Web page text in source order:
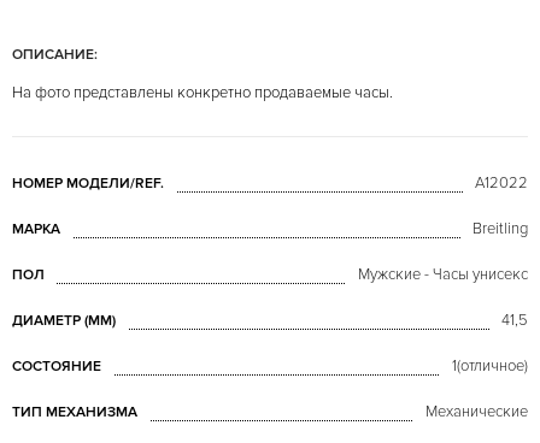
ОПИСАНИЕ:
На фото представлены конкретно продаваемые часы.
НОМЕР МОДЕЛИ/REF. A12022
МАРКА Breitling
ПОЛ Мужские - Часы унисекс
ДИАМЕТР (MM) 41,5
СОСТОЯНИЕ 1(отличное)
ТИП МЕХАНИЗМА Механические